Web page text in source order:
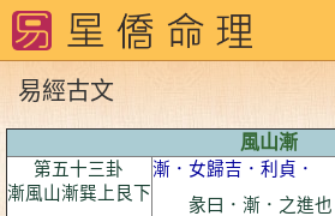
易經古文
風山漸
第五十三卦
漸風山漸巽上艮下
漸．女歸吉．利貞．
彖曰．漸．之進也